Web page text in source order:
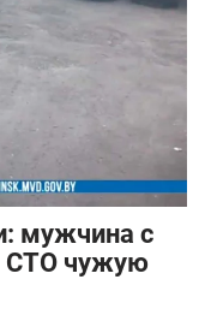
мужчина с
СТО чужую